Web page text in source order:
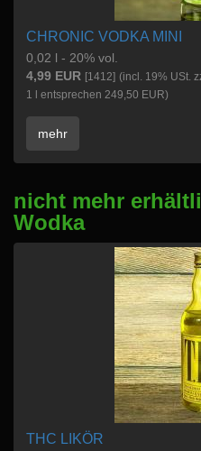
CHRONIC VODKA MINI
0,02 l - 20% vol.
4,99 EUR [1412] (incl. 19% USt.
1 l entsprechen 249,50 EUR)
mehr
nicht mehr
Wodka
THC LIKÖR